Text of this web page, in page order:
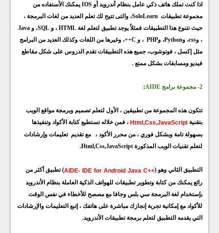
اذا كنت تملك هاتف ذكي عامل بنظام أندرويد أو IOS يمكنك الأستفاده من
مجموعة تطبيقات SoloLearn، والتى تتيح لك تعلم العديد من لغات البرمجة ،
حيث تتنوع هذا التطبيقات فمثلاُ يوجد تطبيق لتعلم لغة HTML ، و SQL، و Java
، وcss، وPython، وPHP ، و C++، وغيرها من اللغات وكذلك العديد من البرامج
مثل إكسل ، فوتوشوب، جميع هذه التطبيقات تقدم الدروس على شكل مقاطع
فيديو ومسابقات بشكل ممتع .
2- مجموعة برامج AIDE
:
تتكون هذه المجموعة من تطبيقين ، الأول لتعلم تصميم وبرمجة مواقع الويب
بتقنيةHtml,Css,JavaScript ، فمن خلاله تستطيع كتابة الأكواد وتنفيذها
بسهولة تامة وبشكل فوري ، من محرر الأكود ، مع تقديم تعليمات وإرشادات
لتعلم تقنيات الويب المذكورة Html,Css,JavaScript.
التطبيق الثاني وهو (++AIDE- IDE for Android Java C
) تطبيق أكثر من
رائع يمكنك من كتابة وتطوير تطبيقات للهواتف الذكية العاملة بنظام الأندرويد
بإستخدام لغة البرمجة سي بلس وجافا مع مصصح للأخطاء في نفس الوقت
للأكواد مع إمكانية تجربة إنجازك مباشرة على هاتفك ، إتبع التعليمات والإرشادات
التي يقدمه التطبيق لتعلم برمجة تطبيقات الأندرويد.